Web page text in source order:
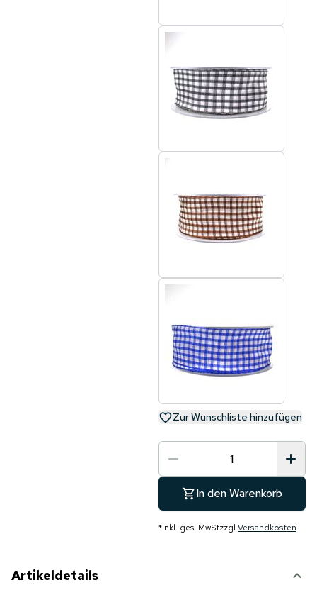
Zur Wunschliste hinzufügen
In den Warenkorb
*inkl. ges. MwStzzgl.Versandkosten
Artikeldetails